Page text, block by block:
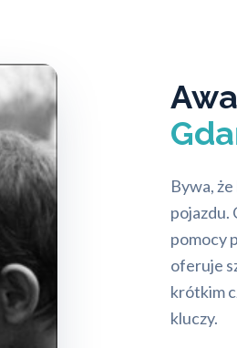
Bywa,
pojazdu.
pomocy
oferuje
krótkim
kluczy.